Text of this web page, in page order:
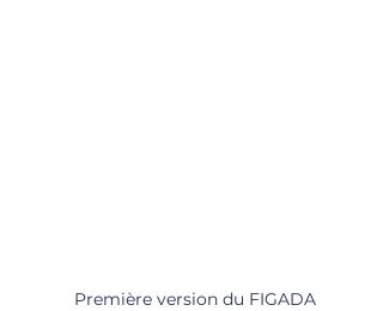
Première version du FIGADA